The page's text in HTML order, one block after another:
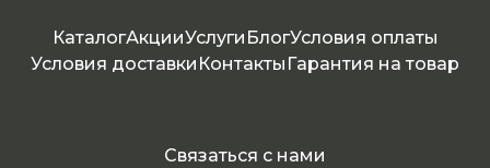
КаталогАкцииУслуги БлогУсловия оплаты
Условия доставки Контакты Гарантия на товар
Связаться с нами